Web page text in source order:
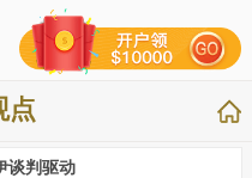
点
谈判驱动